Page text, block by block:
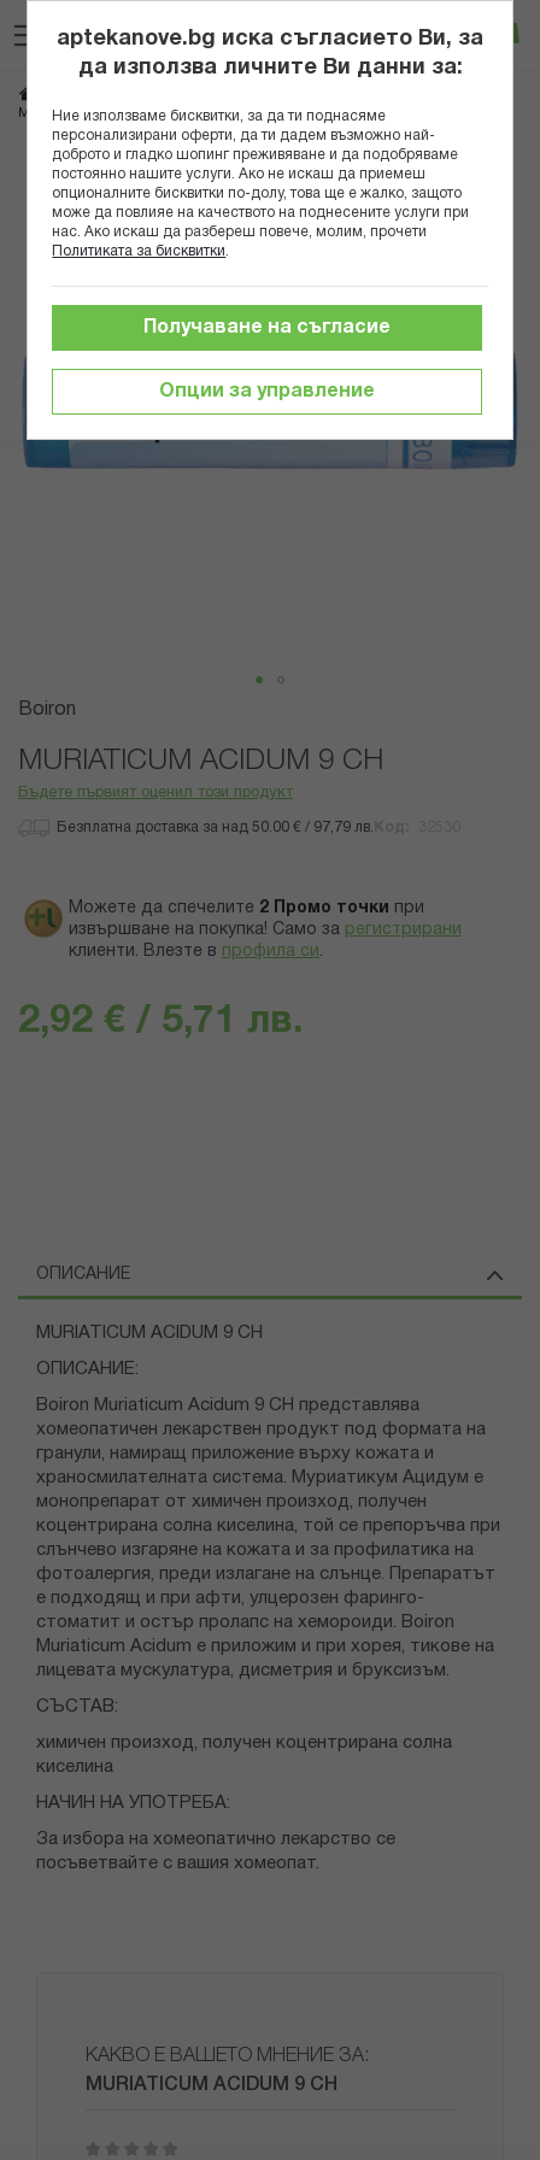
към
съдържанието
Вход
MURIATICUM ACIDUM 9 CH
Преминете
края
Преминете
началото
Boiron
MURIATICUM ACIDUM 9 CH
Бъдете първият оценил този продукт
Безплатна доставка за над 50.00 € / 97,79 лв.
Можете да спечелите 2 Промо точки
при
извършване на покупка! Само за регистрирани
клиенти. Влезте в профила си .
2,92 € / 5,71 лв.
ОПИСАНИЕ
MURIATICUM ACIDUM 9 CH
ОПИСАНИЕ:
Boiron Muriaticum Acidum 9 CH представлява
хомеопатичен лекарствен продукт под формата на
гранули, намиращ приложение върху кожата и
храносмилателната система. Муриатикум Ацидум е
монопрепарат от химичен произход, получен
коцентрирана солна киселина, той се препоръчва при
слънчево изгаряне на кожата и за профилатика на
фотоалергия, преди излагане на слънце. Препаратът
е подходящ и при афти, улцерозен фаринго-
стоматит и остър пролапс на хемороиди. Boiron
Muriaticum Acidum е приложим и при хорея, тикове на
лицевата мускулатура, дисметрия и бруксизъм.
СЪСТАВ:
химичен произход, получен коцентрирана солна
киселина
НАЧИН НА УПОТРЕБА:
За избора на хомеопатично лекарство се
посъветвайте с вашия хомеопат.
КАКВО Е ВАШЕТО МНЕНИЕ ЗА:
MURIATICUM ACIDUM 9 CH
aptekanove.bg иска съгласието Ви, за
да използва личните Ви данни за:
Ние използваме бисквитки, за да ти поднасяме
персонализирани оферти, да ти дадем възможно най-
доброто и гладко шопинг преживяване и да подобряваме
постоянно нашите услуги. Ако не искаш да приемеш
опционалните бисквитки по-долу, това ще е жалко, защото
може да повлияе на качеството на поднесените услуги при
нас. Ако искаш да разбереш повече, молим, прочети
Политиката за бисквитки
Опции за управление
Получаване на съгласие